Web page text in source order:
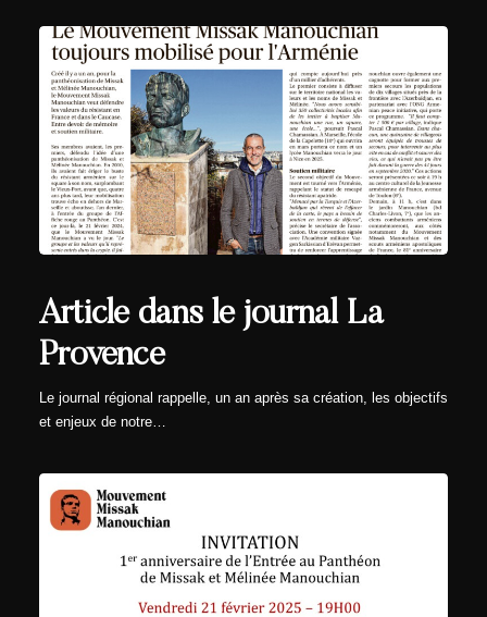
Article dans le journal La
Provence
Le journal régional rappelle, un an après sa création, les objectifs
et enjeux de notre…